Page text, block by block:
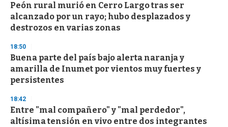
Peón rural murió en Cerro Largo tras ser
alcanzado por un rayo; hubo desplazados y
destrozos en varias zonas
18:50
Buena parte del país bajo alerta naranja y
amarilla de Inumet por vientos muy fuertes y
persistentes
18:42
Entre "mal compañero" y "mal perdedor",
altísima tensión en vivo entre dos integrantes